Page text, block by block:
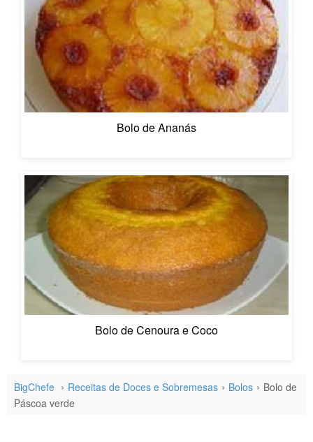
Bolo de Ananás
Bolo de Cenoura e Coco
BigChefe Receitas de Doces e Sobremesas Bolos
Bolo de
Páscoa verde